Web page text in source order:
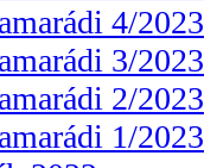
4/2023
3/2023
2/2023
1/2023